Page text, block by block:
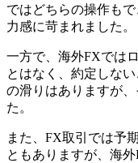
ではどちらの操作も
力感に苛まれました。
一方で、海外FXでは
とはなく、約定しな
の滑りはありますが
た。
また、FX取引では予
ともありますが、海